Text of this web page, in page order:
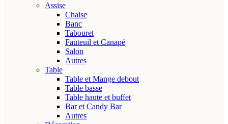
Assise
Chaise
Banc
Tabouret
Fauteuil et Canapé
Salon
Autres
Table
Table et Mange debout
Table basse
Table haute et buffet
Bar et Candy Bar
Autres